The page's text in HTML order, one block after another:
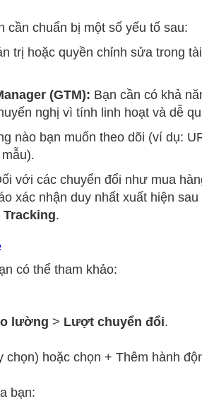
cần chuẩn bị một số yếu tố sau:
trị hoặc quyền chỉnh sửa trong tài
(GTM): Bạn cần có khả
nghị vì tính linh hoạt và dễ
nào bạn muốn theo dõi (ví dụ:
với các chuyển đổi như mua
xác nhận duy nhất xuất hiện sau
.
có thể tham khảo:
lường > Lượt chuyển đổi.
chọn) hoặc chọn + Thêm hành
bạn: